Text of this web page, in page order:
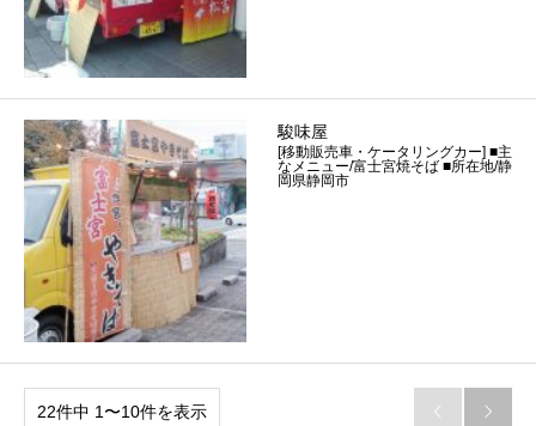
駿味屋
[移動販売車・ケータリングカー] ■主
なメニュー/富士宮焼そば ■所在地/静
岡県静岡市
22件中 1〜10件を表示  